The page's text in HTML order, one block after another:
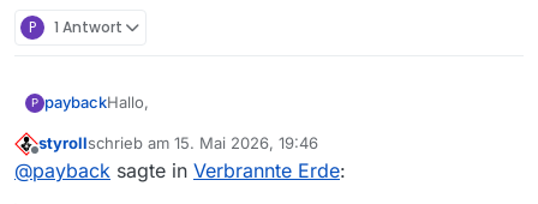
P 1 Antwort
P paybackHallo,
der Film “Verbrannte Erde” kann nicht heruntergelden
werden. Der bei Downloads hinterlegte link enthält
Offline
styrollschrieb am 15. Mai 2026, 19:46
zuletzt editiert von
@payback sagte in Verbrannte Erde: